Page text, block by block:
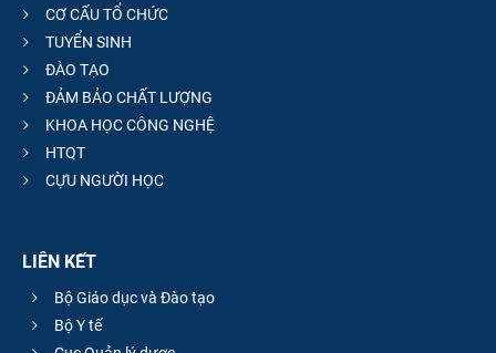
CƠ CẤU TỔ CHỨC
TUYỂN SINH
ĐÀO TẠO
ĐẢM BẢO CHẤT LƯỢNG
KHOA HỌC CÔNG NGHỆ
HTQT
CỰU NGƯỜI HỌC
LIÊN KẾT
Bộ Giáo dục và Đào tạo
Bộ Y tế